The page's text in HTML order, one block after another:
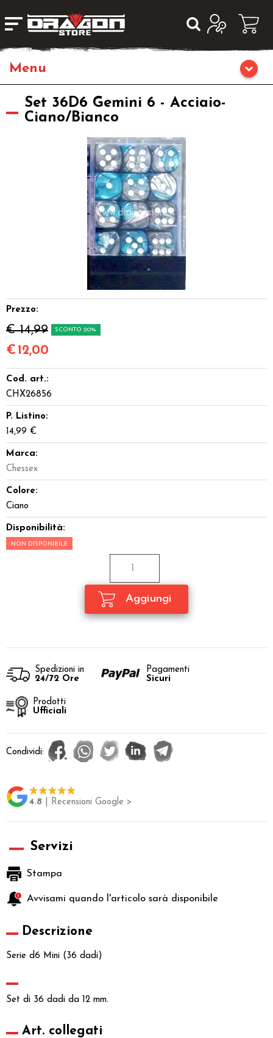
Home
Giochi di Carte Collezionabili
Giocattoli e Gadget
Offerte del Dragone
Set 36D6 Gemini 6 - Acciaio-
Ciano/Bianco
Prezzo:
€ 14,99 SCONTO 20%
€ 12,00
Cod. art.:
CHX26856
P. Listino:
14,99 €
Marca:
Chessex
Colore:
Ciano
Disponibilità:
NON DISPONIBILE
Spedizioni in
24/72 Ore
Pagamenti
Sicuri
Prodotti
Ufficiali
Condividi:
4.8 | Recensioni Google >
Servizi
Stampa
Avvisami quando l'articolo sarà disponibile
Descrizione
Serie d6 Mini (36 dadi)
Set di 36 dadi da 12 mm.
Art. collegati